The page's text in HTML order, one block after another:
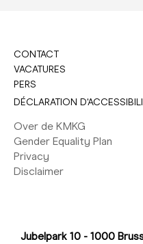
CONTACT
VACATURES
PERS
DÉCLARATION
Over de KMKG
Gender Equality Plan
Privacy
Disclaimer
Jubelpark 10 - 1000